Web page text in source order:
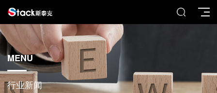
MENU
行业新闻